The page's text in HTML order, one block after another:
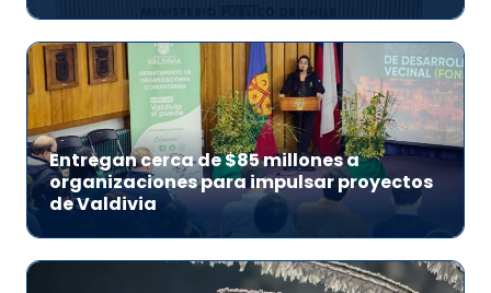
Entregan cerca de $85 millones a
organizaciones para impulsar proyectos
de Valdivia